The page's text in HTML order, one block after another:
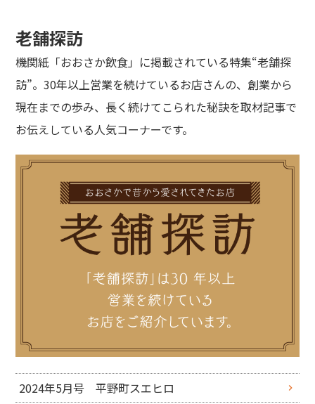
老舗探訪
機関紙「おおさか飲食」に掲載されている特集“老舗探
訪”。30年以上営業を続けているお店さんの、創業から
現在までの歩み、長く続けてこられた秘訣を取材記事で
お伝えしている人気コーナーです。
2024年5月号 平野町スエヒロ